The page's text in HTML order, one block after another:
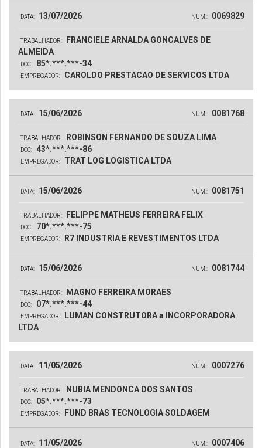
DATA: 13/07/2026 NUM.: 0069829
TRABALHADOR:
FRANCIELE ARNALDA GONCALVES DE
ALMEIDA
DOC: 85*.***.***-34
EMPREGADOR: CAROLDO PRESTACAO DE SERVICOS LTDA
DATA: 15/06/2026 NUM.: 0081768
TRABALHADOR: ROBINSON FERNANDO DE SOUZA LIMA
DOC: 43*.***.***-86
EMPREGADOR: TRAT LOG LOGISTICA LTDA
DATA: 15/06/2026 NUM.: 0081751
TRABALHADOR: FELIPPE MATHEUS FERREIRA FELIX
DOC: 70*.***.***-75
EMPREGADOR: R7 INDUSTRIA E REVESTIMENTOS LTDA
DATA: 15/06/2026 NUM.: 0081744
TRABALHADOR: MAGNO FERREIRA MORAES
DOC: 07*.***.***-44
EMPREGADOR:
LUMAN CONSTRUTORA a INCORPORADORA
LTDA
DATA: 11/05/2026 NUM.: 0007276
TRABALHADOR: NUBIA MENDONCA DOS SANTOS
DOC: 05*.***.***-73
EMPREGADOR: FUND BRAS TECNOLOGIA SOLDAGEM
DATA: 11/05/2026 NUM.: 0007406